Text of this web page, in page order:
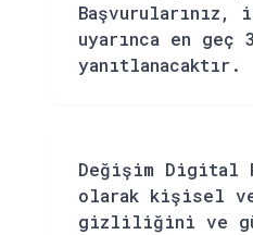
uyarınca en geç
yanıtlanacaktır.
Değişim Digital
olarak kişisel
gizliliğini ve